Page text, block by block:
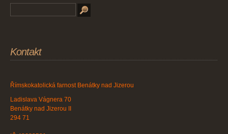
Kontakt
Římskokatolická farnost Benátky nad Jizerou
Ladislava Vágnera 70
Benátky nad Jizerou II
294 71